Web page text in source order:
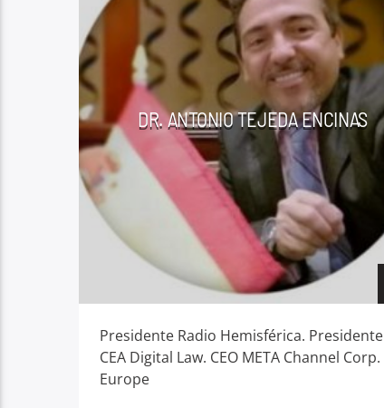
DR. ANTONIO TEJEDA ENCINAS
Presidente Radio Hemisférica. Presidente
CEA Digital Law. CEO META Channel Corp.
Europe